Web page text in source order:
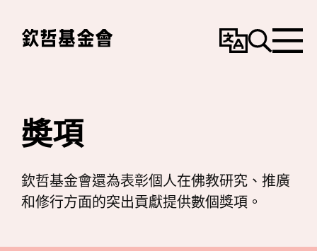
變
搜
選
奬項
欽哲基金會還為表彰個人在佛教研究、推廣
和修行方面的突出貢獻提供數個獎項。